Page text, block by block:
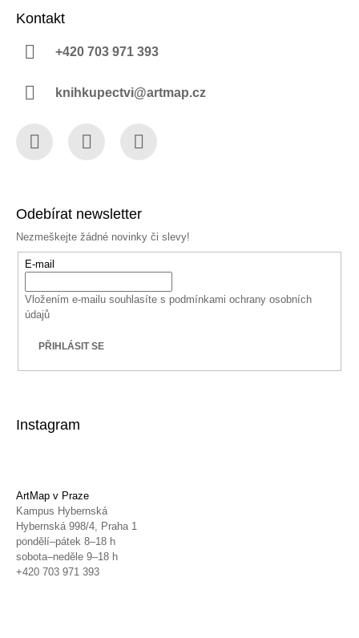
Kontakt
+420 703 971 393
knihkupectvi@artmap.cz
Odebírat newsletter
Nezmeškejte žádné novinky či slevy!
E-mail
Vložením e-mailu souhlasíte s podmínkami ochrany osobních
údajů
PŘIHLÁSIT SE
Instagram
ArtMap v Praze
Kampus Hybernská
Hybernská 998/4, Praha 1
pondělí–pátek 8–18 h
sobota–neděle 9–18 h
+420 703 971 393